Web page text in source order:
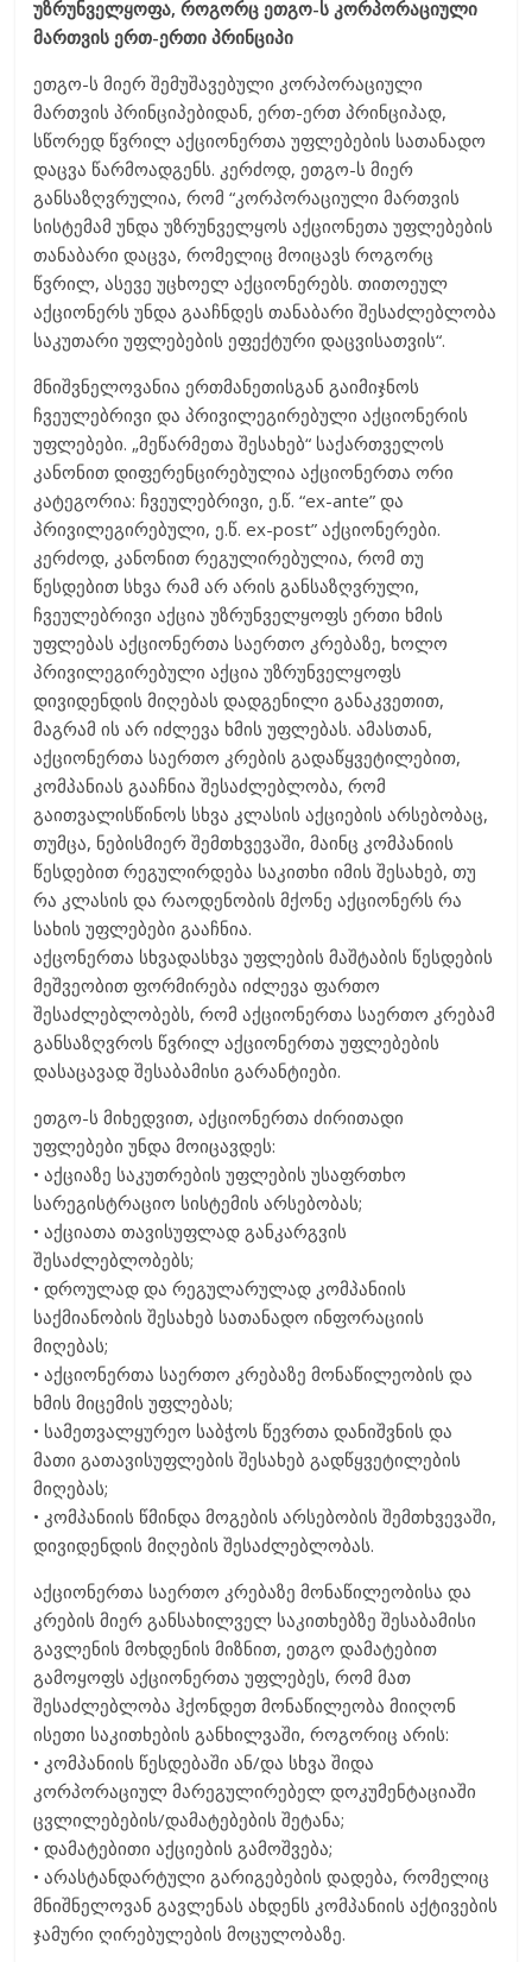
უზრუნველყოფა, როგორც ეთგო-ს კორპორაციული
მართვის ერთ-ერთი პრინციპი
ეთგო-ს მიერ შემუშავებული კორპორაციული
მართვის პრინციპებიდან, ერთ-ერთ პრინციპად,
სწორედ წვრილ აქციონერთა უფლებების სათანადო
დაცვა წარმოადგენს. კერძოდ, ეთგო-ს მიერ
განსაზღვრულია, რომ “კორპორაციული მართვის
სისტემამ უნდა უზრუნველყოს აქციონეთა უფლებების
თანაბარი დაცვა, რომელიც მოიცავს როგორც
წვრილ, ასევე უცხოელ აქციონერებს. თითოეულ
აქციონერს უნდა გააჩნდეს თანაბარი შესაძლებლობა
საკუთარი უფლებების ეფექტური დაცვისათვის“.
მნიშვნელოვანია ერთმანეთისგან გაიმიჯნოს
ჩვეულებრივი და პრივილეგირებული აქციონერის
უფლებები. „მეწარმეთა შესახებ“ საქართველოს
კანონით დიფერენცირებულია აქციონერთა ორი
კატეგორია: ჩვეულებრივი, ე.წ. “ex-ante” და
პრივილეგირებული, ე.წ. ex-post” აქციონერები.
კერძოდ, კანონით რეგულირებულია, რომ თუ
წესდებით სხვა რამ არ არის განსაზღვრული,
ჩვეულებრივი აქცია უზრუნველყოფს ერთი ხმის
უფლებას აქციონერთა საერთო კრებაზე, ხოლო
პრივილეგირებული აქცია უზრუნველყოფს
დივიდენდის მიღებას დადგენილი განაკვეთით,
მაგრამ ის არ იძლევა ხმის უფლებას. ამასთან,
აქციონერთა საერთო კრების გადაწყვეტილებით,
კომპანიას გააჩნია შესაძლებლობა, რომ
გაითვალისწინოს სხვა კლასის აქციების არსებობაც,
თუმცა, ნებისმიერ შემთხვევაში, მაინც კომპანიის
წესდებით რეგულირდება საკითხი იმის შესახებ, თუ
რა კლასის და რაოდენობის მქონე აქციონერს რა
სახის უფლებები გააჩნია.
აქცონერთა სხვადასხვა უფლების მაშტაბის წესდების
მეშვეობით ფორმირება იძლევა ფართო
შესაძლებლობებს, რომ აქციონერთა საერთო კრებამ
განსაზღვროს წვრილ აქციონერთა უფლებების
დასაცავად შესაბამისი გარანტიები.
ეთგო-ს მიხედვით, აქციონერთა ძირითადი
უფლებები უნდა მოიცავდეს:
• აქციაზე საკუთრების უფლების უსაფრთხო
სარეგისტრაციო სისტემის არსებობას;
• აქციათა თავისუფლად განკარგვის
შესაძლებლობებს;
• დროულად და რეგულარულად კომპანიის
საქმიანობის შესახებ სათანადო ინფორაციის
მიღებას;
• აქციონერთა საერთო კრებაზე მონაწილეობის და
ხმის მიცემის უფლებას;
• სამეთვალყურეო საბჭოს წევრთა დანიშვნის და
მათი გათავისუფლების შესახებ გადწყვეტილების
მიღებას;
• კომპანიის წმინდა მოგების არსებობის შემთხვევაში,
დივიდენდის მიღების შესაძლებლობას.
აქციონერთა საერთო კრებაზე მონაწილეობისა და
კრების მიერ განსახილველ საკითხებზე შესაბამისი
გავლენის მოხდენის მიზნით, ეთგო დამატებით
გამოყოფს აქციონერთა უფლებეს, რომ მათ
შესაძლებლობა ჰქონდეთ მონაწილეობა მიიღონ
ისეთი საკითხების განხილვაში, როგორიც არის:
• კომპანიის წესდებაში ან/და სხვა შიდა
კორპორაციულ მარეგულირებელ დოკუმენტაციაში
ცვლილებების/დამატებების შეტანა;
• დამატებითი აქციების გამოშვება;
• არასტანდარტული გარიგებების დადება, რომელიც
მნიშნელოვან გავლენას ახდენს კომპანიის აქტივების
ჯამური ღირებულების მოცულობაზე.